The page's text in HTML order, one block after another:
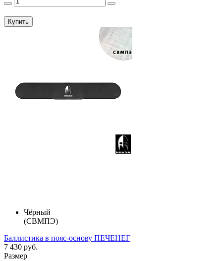
Купить
Чёрный
(СВМПЭ)
Баллистика в пояс-основу ПЕЧЕНЕГ
7 430 руб.
Размер